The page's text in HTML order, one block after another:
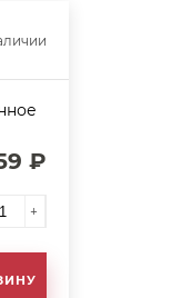
₽
+